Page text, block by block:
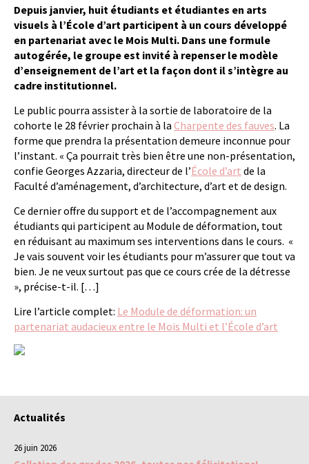
Depuis janvier, huit étudiants et étudiantes en arts
visuels à l’École d’art participent à un cours développé
en partenariat avec le Mois Multi. Dans une formule
autogérée, le groupe est invité à repenser le modèle
d’enseignement de l’art et la façon dont il s’intègre au
cadre institutionnel.
Le public pourra assister à la sortie de laboratoire de la
cohorte le 28 février prochain à la Charpente des fauves. La
forme que prendra la présentation demeure inconnue pour
l’instant. « Ça pourrait très bien être une non-présentation,
confie Georges Azzaria, directeur de l’École d’art de la
Faculté d’aménagement, d’architecture, d’art et de design.
Ce dernier offre du support et de l’accompagnement aux
étudiants qui participent au Module de déformation, tout
en réduisant au maximum ses interventions dans le cours. «
Je vais souvent voir les étudiants pour m’assurer que tout va
bien. Je ne veux surtout pas que ce cours crée de la détresse
», précise-t-il. […]
Lire l’article complet: Le Module de déformation: un
partenariat audacieux entre le Mois Multi et l’École d’art
Actualités
26 juin 2026